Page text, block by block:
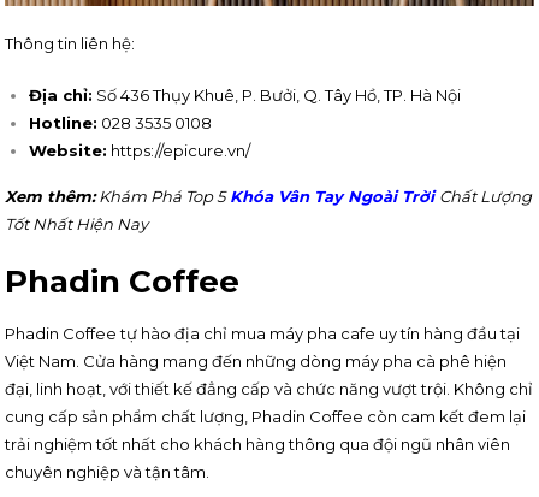
Thông tin liên hệ:
Địa chỉ: Số 436 Thụy Khuê, P. Bưởi, Q. Tây Hồ, TP. Hà Nội
Hotline: 028 3535 0108
Website: https://epicure.vn/
Xem thêm:Khám Phá Top 5 Khóa Vân Tay Ngoài Trời Chất Lượng
Tốt Nhất Hiện Nay
Phadin Coffee
Phadin Coffee tự hào địa chỉ mua máy pha cafe uy tín hàng đầu tại
Việt Nam. Cửa hàng mang đến những dòng máy pha cà phê hiện
đại, linh hoạt, với thiết kế đẳng cấp và chức năng vượt trội. Không chỉ
cung cấp sản phẩm chất lượng, Phadin Coffee còn cam kết đem lại
trải nghiệm tốt nhất cho khách hàng thông qua đội ngũ nhân viên
chuyên nghiệp và tận tâm.